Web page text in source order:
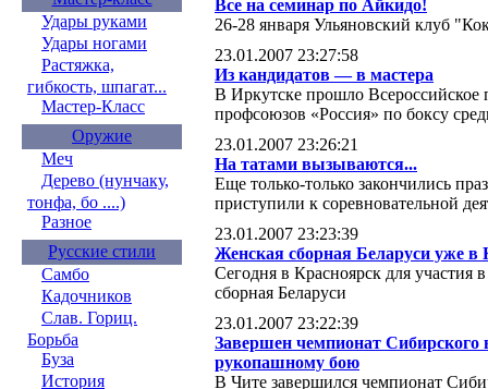
Удары руками
Удары ногами
Растяжка,
гибкость, шпагат...
Мастер-Класс
Оружие
Меч
Дерево (нунчаку,
тонфа, бо ....)
Разное
Русские стили
Самбо
Кадочников
Слав. Гориц.
Борьба
Буза
История
Все на семинар по Айкидо!
26-28 января Ульяновский клуб
23.01.2007 23:27:58
Из кандидатов — в мастера
В Иркутске прошло
профсоюзов «Россия» по боксу
23.01.2007 23:26:21
На татами вызываются...
Еще только-только закончились
приступили к соревновательной
23.01.2007 23:23:39
Женская сборная Беларуси уже в
Сегодня в Красноярск для
сборная Беларуси
23.01.2007 23:22:39
Завершен чемпионат Сибирского
рукопашному бою
В Чите завершился чемпионат